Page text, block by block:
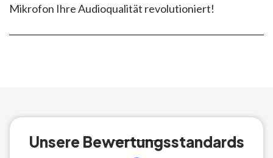
Mikrofon Ihre Audioqualität revolutioniert!
Unsere Bewertungsstandards